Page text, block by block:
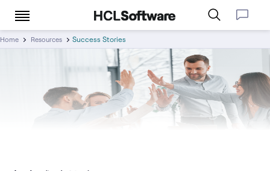
Home Resources Success Stories